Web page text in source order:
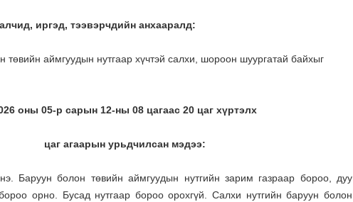
тээвэрчдийн анхааралд:
аймгуудын нутгаар хүчтэй салхи, шороон шуургатай байхыг
оны 05-р сарын 12-ны 08 цагаас 20 цаг хүртэлх
цаг агаарын урьдчилсан мэдээ:
Баруун болон төвийн аймгуудын нутгийн зарим газраар бороо, дуу
орно. Бусад нутгаар бороо орохгүй. Салхи нутгийн баруун болон